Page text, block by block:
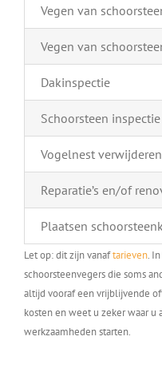
Vegen van
Vegen van
Dakinspectie
Schoorsteen inspectie
Vogelnest verwijderen
Reparatie’s en/of
Plaatsen
Let op: dit zijn vanaftarieven.
schoorsteenvegers die soms
altijd vooraf een vrijblijvende
kosten en weet u zeker waar u
werkzaamheden starten.